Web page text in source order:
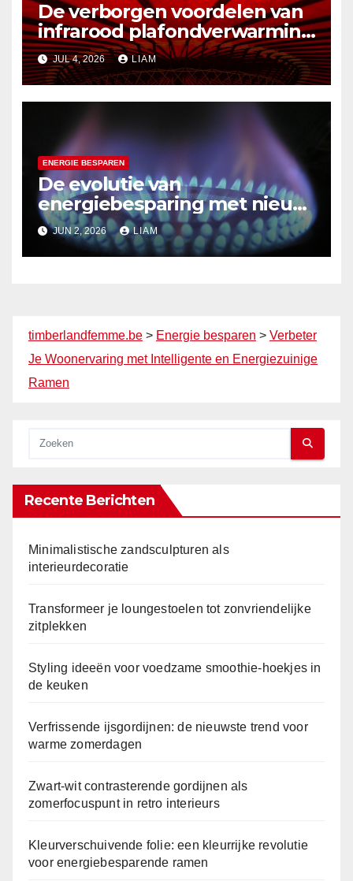
De verborgen voordelen van
infrarood plafondverwarming
in zomerse bergingen
JUL 4, 2026 LIAM
ENERGIE BESPAREN
De evolutie van
energiebesparing met nieuw
ontworpen witgoed
JUN 2, 2026 LIAM
timberlandfemme.be > Energie besparen > Verbeter
Je Woonervaring met Intelligente en Energiezuinige
Ramen
Recente Berichten
Minimalistische zandsculpturen als
interieurdecoratie
Transformeer je loungestoelen tot zonvriendelijke
zitplekken
Styling ideeën voor voedzame smoothie-hoekjes in
de keuken
Verfrissende ijsgordijnen: de nieuwste trend voor
warme zomerdagen
Zwart-wit contrasterende gordijnen als
zomerfocuspunt in retro interieurs
Kleurverschuivende folie: een kleurrijke revolutie
voor energiebesparende ramen